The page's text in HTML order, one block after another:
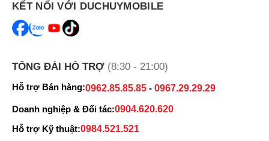
KẾT NỐI VỚI DUCHUYMOBILE
TỔNG ĐÀI HỖ TRỢ (8:30 - 21:00)
Hỗ trợ Bán hàng:0962.85.85.85 - 0967.29.29.29
Doanh nghiệp & Đối tác:0904.620.620
Hỗ trợ Kỹ thuật:0984.521.521